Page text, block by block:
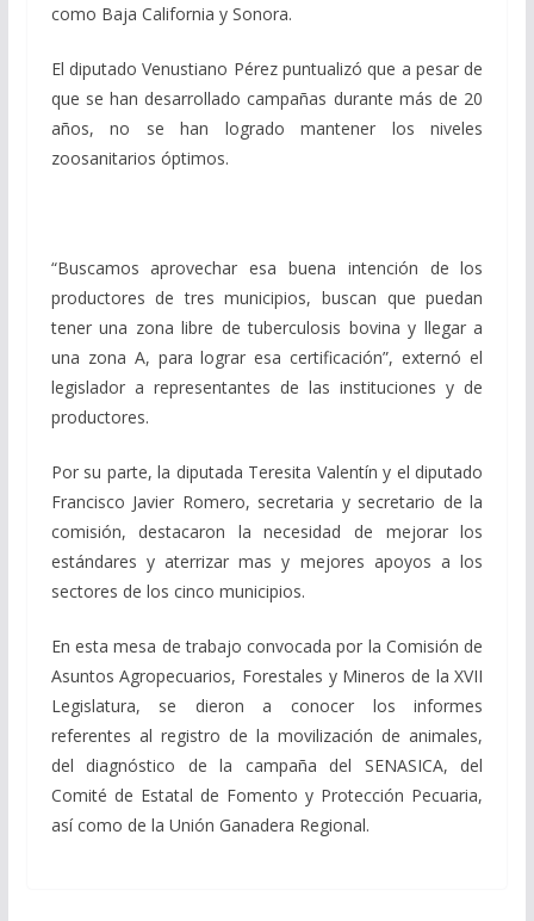
como Baja California y Sonora.
El diputado Venustiano Pérez puntualizó que a pesar de
que se han desarrollado campañas durante más de 20
años, no se han logrado mantener los niveles
zoosanitarios óptimos.
“Buscamos aprovechar esa buena intención de los
productores de tres municipios, buscan que puedan
tener una zona libre de tuberculosis bovina y llegar a
una zona A, para lograr esa certificación”, externó el
legislador a representantes de las instituciones y de
productores.
Por su parte, la diputada Teresita Valentín y el diputado
Francisco Javier Romero, secretaria y secretario de la
comisión, destacaron la necesidad de mejorar los
estándares y aterrizar mas y mejores apoyos a los
sectores de los cinco municipios.
En esta mesa de trabajo convocada por la Comisión de
Asuntos Agropecuarios, Forestales y Mineros de la XVII
Legislatura, se dieron a conocer los informes
referentes al registro de la movilización de animales,
del diagnóstico de la campaña del SENASICA, del
Comité de Estatal de Fomento y Protección Pecuaria,
así como de la Unión Ganadera Regional.